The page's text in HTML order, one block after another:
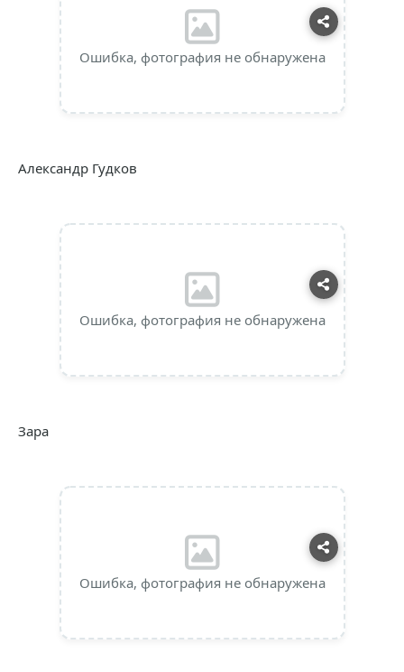
Ошибка, фотография не обнаружена
Александр Гудков
Ошибка, фотография не обнаружена
Зара
Ошибка, фотография не обнаружена